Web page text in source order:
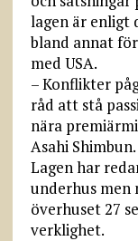
lagen är enligt
bland annat
med USA.
– Konflikter
råd att stå
nära
Asahi Shimbun.
Lagen har
underhus men
överhuset 27
verklighet.